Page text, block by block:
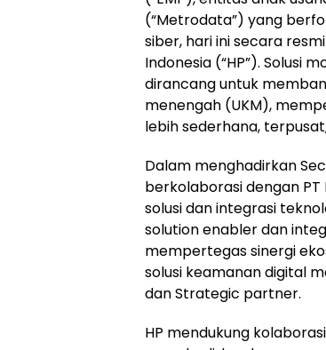
(“Metrodata”) yang
siber, hari ini secara
Indonesia (“HP”). Solusi
dirancang untuk
menengah (UKM),
lebih sederhana,
Dalam menghadirkan
berkolaborasi dengan
solusi dan integrasi
solution enabler dan
mempertegas sinergi
solusi keamanan digital
dan Strategic partner.
HP mendukung